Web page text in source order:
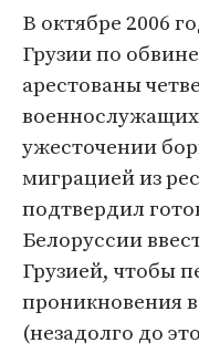
В октябре 2006
Грузии по
арестованы
ужесточении
миграцией из
подтвердил
Белоруссии
Грузией, чтобы
проникновения
(незадолго до